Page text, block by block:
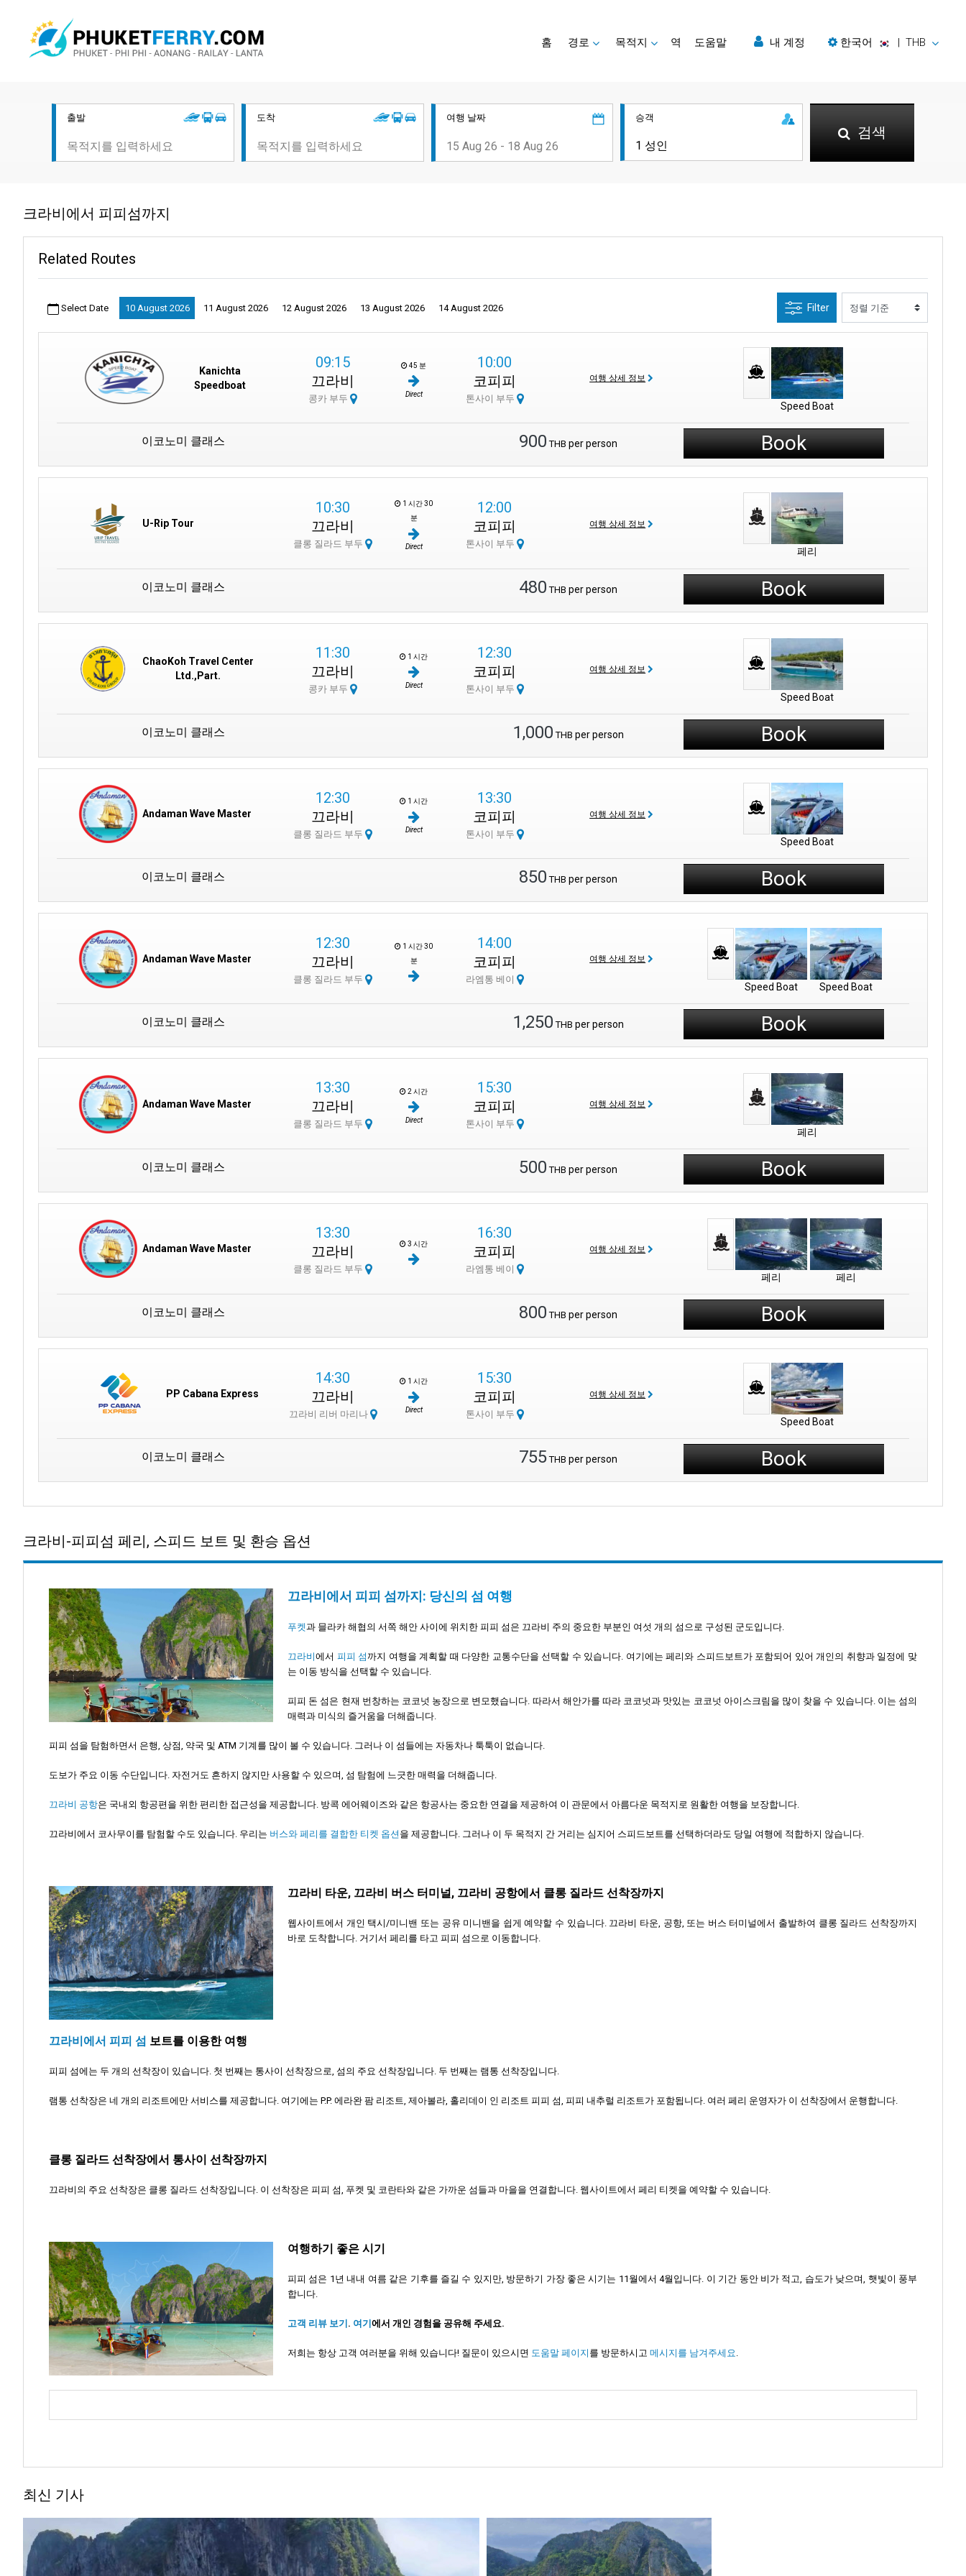
홈 경로 목적지 역 도움말 내 계정 한국어 | THB
출발 도착 여행 날짜 승객
검색
크라비에서 피피섬까지
Related Routes
Select Date 10 August 2026 11 August 2026 12 August 2026 13 August 2026 14 August 2026 Filter
Kanichta
Speedboat
09:15
끄라비
콩카 부두
45 분
Direct
10:00
코피피
톤사이 부두
여행 상세 정보
Speed Boat
이코노미 클래스 900 THB per person Book
U-Rip Tour
10:30
끄라비
클롱 질라드 부두
1 시간 30
분
Direct
12:00
코피피
톤사이 부두
여행 상세 정보
페리
이코노미 클래스 480 THB per person Book
ChaoKoh Travel Center
Ltd.,Part.
11:30
끄라비
콩카 부두
1 시간
Direct
12:30
코피피
톤사이 부두
여행 상세 정보
Speed Boat
이코노미 클래스 1,000 THB per person Book
Andaman Wave Master
12:30
끄라비
클롱 질라드 부두
1 시간
Direct
13:30
코피피
톤사이 부두
여행 상세 정보
Speed Boat
이코노미 클래스 850 THB per person Book
Andaman Wave Master
12:30
끄라비
클롱 질라드 부두
1 시간 30
분
14:00
코피피
라엠통 베이
여행 상세 정보
Speed Boat Speed Boat
이코노미 클래스 1,250 THB per person Book
Andaman Wave Master
13:30
끄라비
클롱 질라드 부두
2 시간
Direct
15:30
코피피
톤사이 부두
여행 상세 정보
페리
이코노미 클래스 500 THB per person Book
Andaman Wave Master
13:30
끄라비
클롱 질라드 부두
3 시간
16:30
코피피
라엠통 베이
여행 상세 정보
페리 페리
이코노미 클래스 800 THB per person Book
PP Cabana Express
14:30
끄라비
끄라비 리버 마리나
1 시간
Direct
15:30
코피피
톤사이 부두
여행 상세 정보
Speed Boat
이코노미 클래스 755 THB per person Book
크라비-피피섬 페리, 스피드 보트 및 환승 옵션
끄라비에서 피피 섬까지 : 당신의 섬 여행
푸켓과 믈라카 해협의 서쪽 해안 사이에 위치한 피피 섬은 끄라비 주의 중요한 부분인 여섯 개의 섬으로 구성된 군도입니다.
끄라비에서 피피 섬까지 여행을 계획할 때 다양한 교통수단을 선택할 수 있습니다. 여기에는 페리와 스피드보트가 포함되어 있어 개인의 취향과 일정에 맞
는 이동 방식을 선택할 수 있습니다.
피피 돈 섬은 현재 번창하는 코코넛 농장으로 변모했습니다. 따라서 해안가를 따라 코코넛과 맛있는 코코넛 아이스크림을 많이 찾을 수 있습니다. 이는 섬의
매력과 미식의 즐거움을 더해줍니다.
피피 섬을 탐험하면서 은행, 상점, 약국 및 ATM 기계를 많이 볼 수 있습니다. 그러나 이 섬들에는 자동차나 툭툭이 없습니다.
도보가 주요 이동 수단입니다. 자전거도 흔하지 않지만 사용할 수 있으며, 섬 탐험에 느긋한 매력을 더해줍니다.
끄라비 공항은 국내외 항공편을 위한 편리한 접근성을 제공합니다. 방콕 에어웨이즈와 같은 항공사는 중요한 연결을 제공하여 이 관문에서 아름다운 목적지로 원활한 여행을 보장합니다.
끄라비에서 코사무이를 탐험할 수도 있습니다. 우리는 버스와 페리를 결합한 티켓 옵션 을 제공합니다. 그러나 이 두 목적지 간 거리는 심지어 스피드보트를 선택하더라도 당일 여행에 적합하지 않습니다.
끄라비 타운, 끄라비 버스 터미널, 끄라비 공항에서 클롱 질라드 선착장까지
웹사이트에서 개인 택시/미니밴 또는 공유 미니밴을 쉽게 예약할 수 있습니다. 끄라비 타운, 공항, 또는 버스 터미널에서 출발하여 클롱 질라드 선착장까지
바로 도착합니다. 거기서 페리를 타고 피피 섬으로 이동합니다.
끄라비에서 피피 섬 보트를 이용한 여행
피피 섬에는 두 개의 선착장이 있습니다. 첫 번째는 통사이 선착장으로, 섬의 주요 선착장입니다. 두 번째는 램통 선착장입니다.
램통 선착장은 네 개의 리조트에만 서비스를 제공합니다. 여기에는 P.P. 에라완 팜 리조트, 제아볼라, 홀리데이 인 리조트 피피 섬, 피피 내추럴 리조트가 포함됩니다. 여러 페리 운영자가 이 선착장에서 운행합니다.
클롱 질라드 선착장에서 통사이 선착장까지
끄라비의 주요 선착장은 클롱 질라드 선착장입니다. 이 선착장은 피피 섬, 푸켓 및 코란타와 같은 가까운 섬들과 마을을 연결합니다. 웹사이트에서 페리 티켓을 예약할 수 있습니다.
여행하기 좋은 시기
피피 섬은 1년 내내 여름 같은 기후를 즐길 수 있지만, 방문하기 가장 좋은 시기는 11월에서 4월입니다. 이 기간 동안 비가 적고, 습도가 낮으며, 햇빛이 풍부
합니다.
고객 리뷰 보기 . 여기 에서 개인 경험을 공유해 주세요.
저희는 항상 고객 여러분을 위해 있습니다! 질문이 있으시면 도움말 페이지 를 방문하시고 메시지를 남겨주세요.
최신 기사